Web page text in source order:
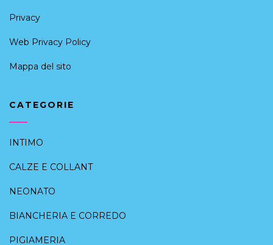
Privacy
Web Privacy Policy
Mappa del sito
CATEGORIE
INTIMO
CALZE E COLLANT
NEONATO
BIANCHERIA E CORREDO
PIGIAMERIA